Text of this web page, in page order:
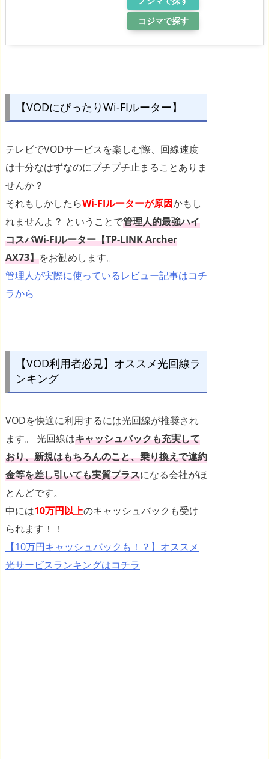
コジマで探す
【VODにぴったりWi-FIルーター】
テレビでVODサービスを楽しむ際、回線速度
は十分なはずなのにプチプチ止まることありま
せんか？
それもしかしたらWi-FIルーターが原因かもし
れませんよ？ ということで管理人的最強ハイ
コスパWi-FIルーター【TP-LINK Archer
AX73】をお勧めします。
管理人が実際に使っているレビュー記事はコチ
ラから
【VOD利用者必見】オススメ光回線ラ
ンキング
VODを快適に利用するには光回線が推奨され
ます。 光回線はキャッシュバックも充実して
おり、新規はもちろんのこと、乗り換えで違約
金等を差し引いても実質プラスになる会社がほ
とんどです。
中には10万円以上のキャッシュバックも受け
られます！！
【10万円キャッシュバックも！？】オススメ
光サービスランキングはコチラ